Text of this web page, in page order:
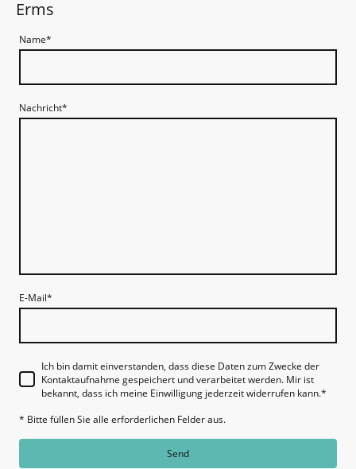
Erms
Name*
Nachricht*
E-Mail*
Ich bin damit einverstanden, dass diese Daten zum Zwecke der
Kontaktaufnahme gespeichert und verarbeitet werden. Mir ist
bekannt, dass ich meine Einwilligung jederzeit widerrufen kann.*
* Bitte füllen Sie alle erforderlichen Felder aus.
Send